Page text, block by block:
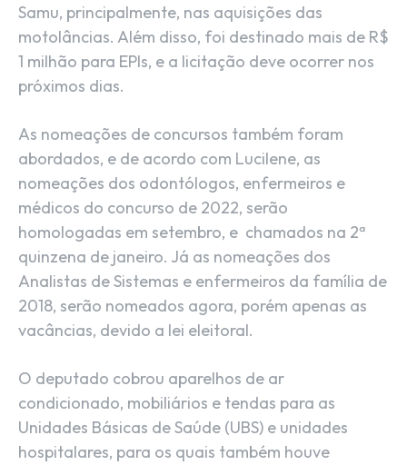
Samu, principalmente, nas aquisições das
motolâncias. Além disso, foi destinado mais de R$
1 milhão para EPIs, e a licitação deve ocorrer nos
próximos dias.
As nomeações de concursos também foram
abordados, e de acordo com Lucilene, as
nomeações dos odontólogos, enfermeiros e
médicos do concurso de 2022, serão
homologadas em setembro, e chamados na 2ª
quinzena de janeiro. Já as nomeações dos
Analistas de Sistemas e enfermeiros da família de
2018, serão nomeados agora, porém apenas as
vacâncias, devido a lei eleitoral.
O deputado cobrou aparelhos de ar
condicionado, mobiliários e tendas para as
Unidades Básicas de Saúde (UBS) e unidades
hospitalares, para os quais também houve